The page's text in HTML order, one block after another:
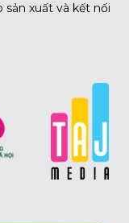
sản xuất và kết nối